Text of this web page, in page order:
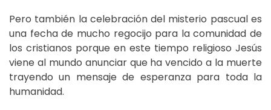
Pero también la celebración del misterio pascual es
una fecha de mucho regocijo para la comunidad de
los cristianos porque en este tiempo religioso Jesús
viene al mundo anunciar que ha vencido a la muerte
trayendo un mensaje de esperanza para toda la
humanidad.